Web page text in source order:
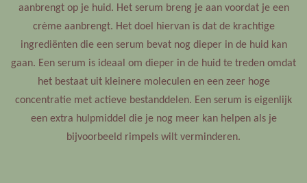
aanbrengt op je huid. Het serum breng je aan voordat je een
crème aanbrengt. Het doel hiervan is dat de krachtige
ingrediënten die een serum bevat nog dieper in de huid kan
gaan. Een serum is ideaal om dieper in de huid te treden omdat
het bestaat uit kleinere moleculen en een zeer hoge
concentratie met actieve bestanddelen. Een serum is eigenlijk
een extra hulpmiddel die je nog meer kan helpen als je
bijvoorbeeld rimpels wilt verminderen.